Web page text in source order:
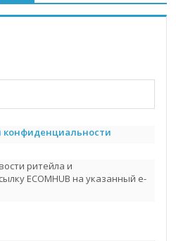
конфиденциальности
ритейла и
ECOMHUB на указанный e-